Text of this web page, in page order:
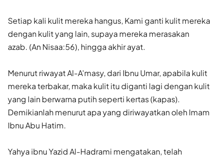
Setiap kali kulit mereka hangus, Kami ganti kulit mereka
dengan kulit yang lain, supaya mereka merasakan
azab. (An Nisaa:56), hingga akhir ayat.
Menurut riwayat Al-A'masy, dari Ibnu Umar, apabila kulit
mereka terbakar, maka kulit itu diganti lagi dengan kulit
yang lain berwarna putih seperti kertas (kapas).
Demikianlah menurut apa yang diriwayatkan oleh Imam
Ibnu Abu Hatim.
Yahya ibnu Yazid Al-Hadrami mengatakan, telah